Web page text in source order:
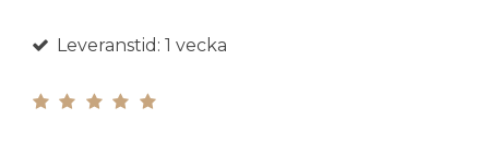
Leveranstid: 1 vecka